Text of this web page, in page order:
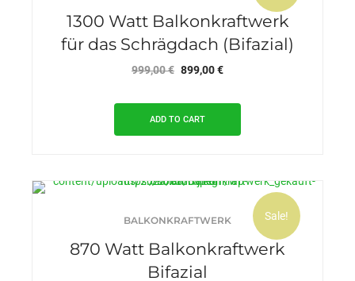
1300 Watt Balkonkraftwerk
für das Schrägdach (Bifazial)
999,00€ Original
was:
999,00 €.
899,00€Current
is:
ADD TO CART
Sale!
BALKONKRAFTWERK
870 Watt Balkonkraftwerk
Bifazial